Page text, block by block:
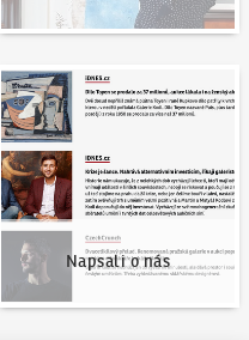
Napsali o nás
Napsali o nás